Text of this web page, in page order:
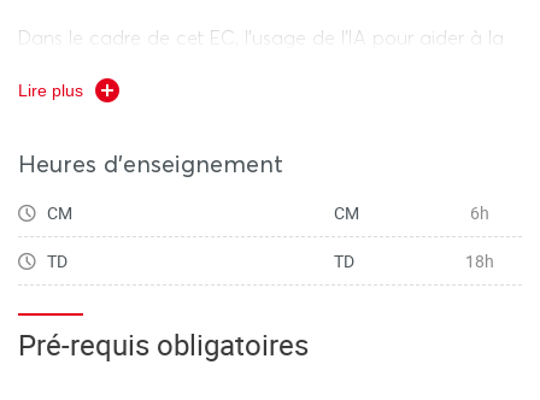
Dans le cadre de cet EC, l’usage de l’IA pour aider à la
évaluation est interdit. Vous n’avez pas le droit de faire
recherche d’idées, construction, rédaction ou édition
(hors usages de recherche web augmentée, de
correction orthographique et syntaxique).
Lire plus
Heures d'enseignement
CM CM 6h
TD TD 18h
Pré-requis obligatoires